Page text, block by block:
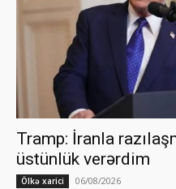
Tramp: İranla
üstünlük verərdim
Ölkə xarici 06/08/2026